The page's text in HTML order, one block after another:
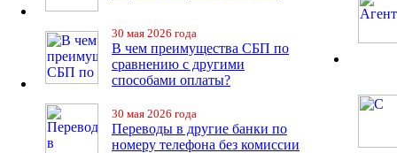
30 мая 2026 года
В чем преимущества СБП по
сравнению с другими
способами оплаты?
30 мая 2026 года
Переводы в другие банки по
номеру телефона без комиссии